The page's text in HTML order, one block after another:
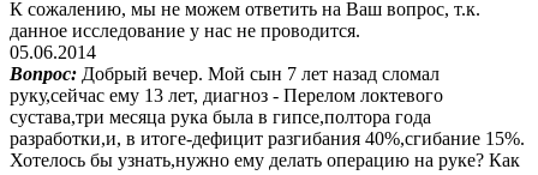
К сожалению, мы не можем ответить на Ваш вопрос, т.к.
данное исследование у нас не проводится.
05.06.2014
Вопрос: Добрый вечер. Мой сын 7 лет назад сломал
руку,сейчас ему 13 лет, диагноз - Перелом локтевого
сустава,три месяца рука была в гипсе,полтора года
разработки,и, в итоге-дефицит разгибания 40%,сгибание 15%.
Хотелось бы узнать,нужно ему делать операцию на руке? Как